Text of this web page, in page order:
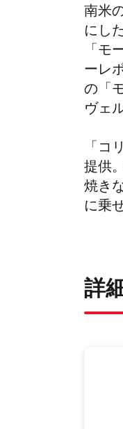
南米
にし
「モ
ーレ
の「
ヴェ
「コ
提供
焼き
に乗
詳